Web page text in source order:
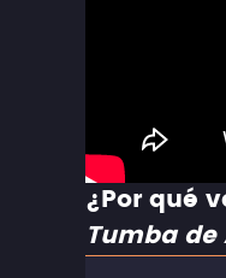
¿Por qué
Tumba